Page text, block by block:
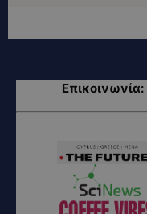
Επικοινωνία: